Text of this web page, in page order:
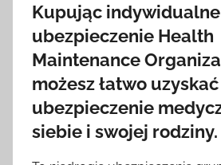
Kupując indywidualne
ubezpieczenie Health
Maintenance
możesz łatwo
ubezpieczenie
siebie i swojej rodziny.